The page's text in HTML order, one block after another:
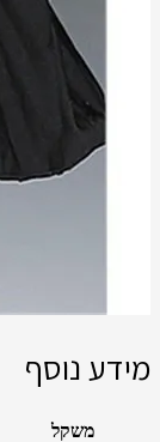
מידע נוסף
משקל